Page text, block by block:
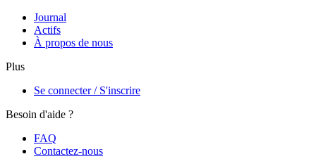
Journal
Actifs
À propos de nous
Plus
Se connecter / S'inscrire
Besoin d'aide ?
FAQ
Contactez-nous